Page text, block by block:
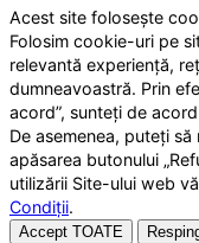
Acest site folosește
Folosim cookie-uri pe
relevantă experiență,
dumneavoastră. Prin
acord”, sunteți de
De asemenea, puteți
apăsarea butonului
utilizării Site-ului web
Condiții.
Accept TOATE